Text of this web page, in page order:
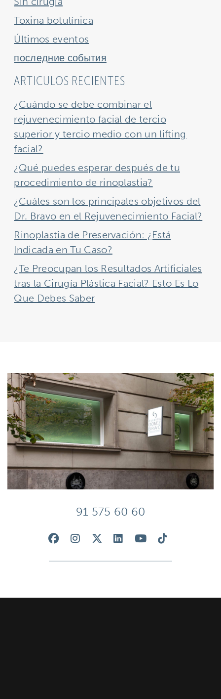
Toxina botulínica
Últimos eventos
последние события
ARTICULOS RECIENTES
¿Cuándo se debe combinar el
rejuvenecimiento facial de tercio
superior y tercio medio con un lifting
facial?
¿Qué puedes esperar después de tu
procedimiento de rinoplastia?
¿Cuáles son los principales objetivos del
Dr. Bravo en el Rejuvenecimiento Facial?
Rinoplastia de Preservación: ¿Está
Indicada en Tu Caso?
¿Te Preocupan los Resultados Artificiales
tras la Cirugía Plástica Facial? Esto Es Lo
Que Debes Saber
91 575 60 60